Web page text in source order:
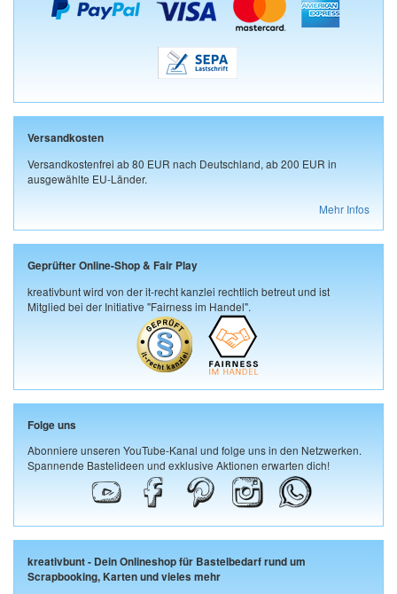
Versandkosten
Versandkostenfrei ab 80 EUR nach Deutschland, ab 200 EUR in
ausgewählte EU-Länder.
Mehr Infos
Geprüfter Online-Shop & Fair Play
kreativbunt wird von der it-recht kanzlei rechtlich betreut und ist
Mitglied bei der Initiative "Fairness im Handel".
Folge uns
Abonniere unseren YouTube-Kanal und folge uns in den Netzwerken.
Spannende Bastelideen und exklusive Aktionen erwarten dich!
kreativbunt - Dein Onlineshop für Bastelbedarf rund um
Scrapbooking, Karten und vieles mehr